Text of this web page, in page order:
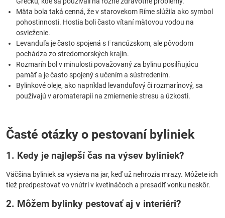
Mäta bola taká cenná, že v starovekom Ríme slúžila ako symbol
pohostinnosti. Hostia boli často vítaní mätovou vodou na
osvieženie.
Levanduľa je často spojená s Francúzskom, ale pôvodom
pochádza zo stredomorských krajín.
Rozmarín bol v minulosti považovaný za bylinu posilňujúcu
pamäť a je často spojený s učením a sústredením.
Bylinkové oleje, ako napríklad levanduľový či rozmarínový, sa
používajú v aromaterapii na zmiernenie stresu a úzkosti.
Časté otázky o pestovaní byliniek
1. Kedy je najlepší čas na výsev byliniek?
Väčšina byliniek sa vysieva na jar, keď už nehrozia mrazy. Môžete ich
tiež predpestovať vo vnútri v kvetináčoch a presadiť vonku neskôr.
2. Môžem bylinky pestovať aj v interiéri?